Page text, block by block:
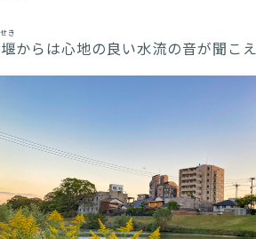
堰
せき
からは心地の良い水流の音が聞こえ